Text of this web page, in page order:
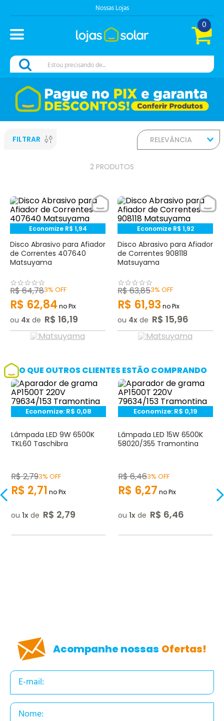
Nossas Lojas
0
Estou precisando de...
FILTRAR RELEVÂNCIA
2 PRODUTOS
Economize R$ 1,94
Disco Abrasivo para Afiador
de Correntes 407640
Matsuyama
☆☆☆☆☆
R$64,783% OFF
R$ 62,84 no Pix
ou 4 de R$ 16,19
Economize R$ 1,92
Disco Abrasivo para Afiador
de Correntes 908118
Matsuyama
☆☆☆☆☆
R$63,853% OFF
R$ 61,93 no Pix
ou 4 de R$ 15,96
O QUE OUTROS CLIENTES ESTÃO COMPRANDO
Economize: R$ 0,08
Lâmpada LED 9W 6500K
TKL60 Taschibra
R$2,793% OFF
R$ 2,71 no Pix
ou 1 de R$ 2,79
Economize: R$ 0,19
Lâmpada LED 15W 6500K
58020/355 Tramontina
R$6,463% OFF
R$ 6,27 no Pix
ou 1 de R$ 6,46
Acompanhe nossas Ofertas!